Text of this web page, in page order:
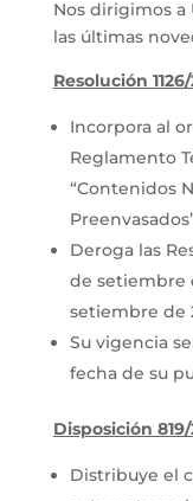
Nos dirigimos a
las últimas
Resolución
Incorpora al
Reglamento
“Contenidos
Deroga las
de setiembre
setiembre de
Su vigencia
fecha de su
Disposición 819/
Distribuye el